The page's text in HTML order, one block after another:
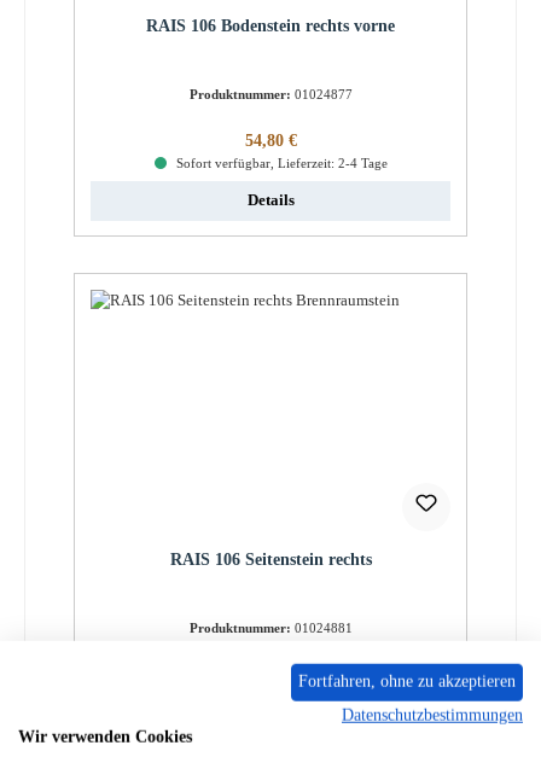
RAIS 106 Bodenstein rechts vorne
Produktnummer: 01024877
Regulärer Preis:
54,80 €
Sofort verfügbar, Lieferzeit: 2-4 Tage
Details
RAIS 106 Seitenstein rechts
Produktnummer: 01024881
Regulärer Preis:
54,80 €
Sofort verfügbar, Lieferzeit: 2-4 Tage
Fortfahren, ohne zu akzeptieren
Datenschutzbestimmungen
Wir verwenden Cookies